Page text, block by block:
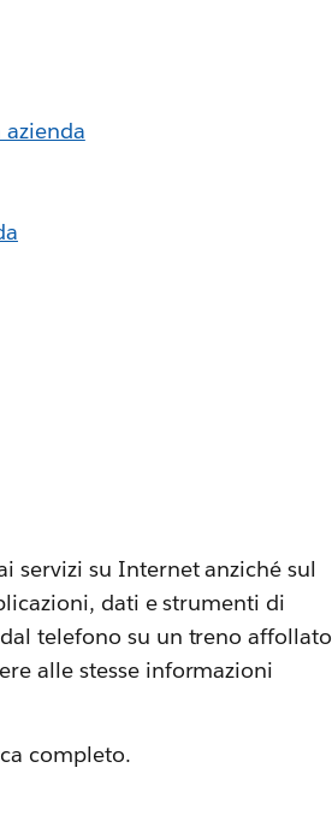
servizi su Internet anziché sul
dati e strumenti di
telefono su un treno affollato
alle stesse informazioni
completo.